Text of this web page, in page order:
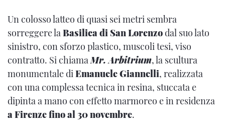
Un colosso latteo di quasi sei metri sembra
sorreggere la Basilica di San Lorenzodal suo lato
sinistro, con sforzo plastico, muscoli tesi, viso
contratto. Si chiama Mr. Arbitrium, la scultura
monumentale di Emanuele Giannelli, realizzata
con una complessa tecnica in resina, stuccata e
dipinta a mano con effetto marmoreo e in residenza
a Firenze fino al 30 novembre.